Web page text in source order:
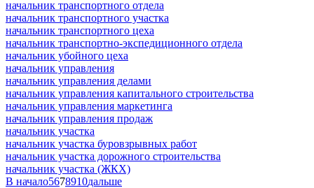
начальник транспортного отдела
начальник транспортного участка
начальник транспортного цеха
начальник транспортно-экспедиционного отдела
начальник убойного цеха
начальник управления
начальник управления делами
начальник управления капитального строительства
начальник управления маркетинга
начальник управления продаж
начальник участка
начальник участка буровзрывных работ
начальник участка дорожного строительства
начальник участка (ЖКХ)
В начало5678910дальше